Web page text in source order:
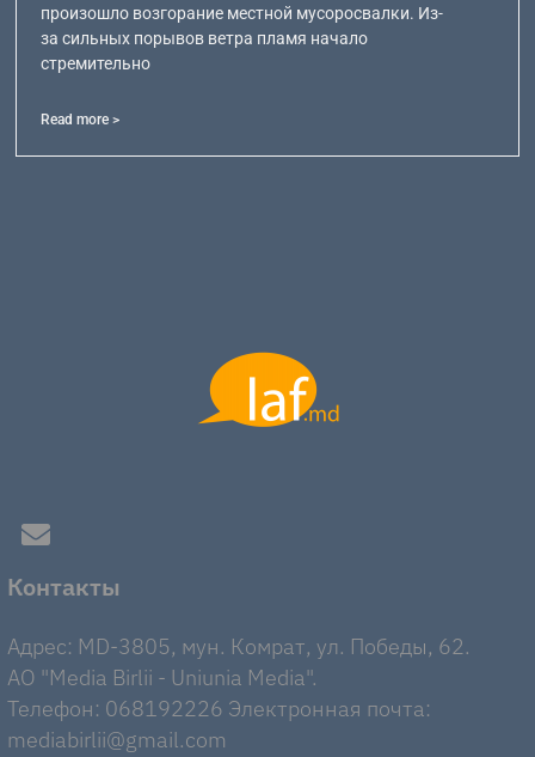
произошло возгорание местной мусоросвалки. Из-
за сильных порывов ветра пламя начало
стремительно
Read more >
Контакты
Адрес: MD-3805, мун. Комрат, ул. Победы, 62.
AO "Media Birlii - Uniunia Media".
Телефон: 068192226 Электронная почта:
mediabirlii@gmail.com